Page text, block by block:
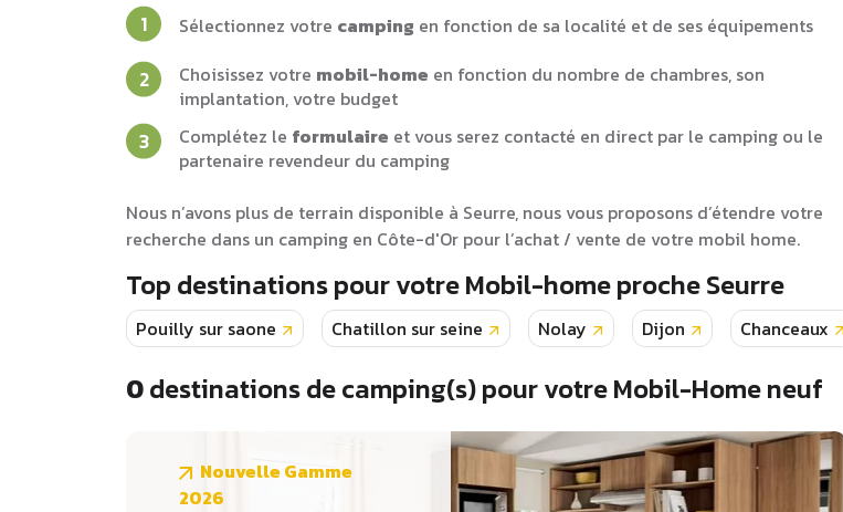
Sélectionnez votre camping en fonction de sa localité et de ses équipements
Choisissez votre mobil-home en fonction du nombre de chambres, son
implantation, votre budget
Complétez le formulaire et vous serez contacté en direct par le camping ou le
partenaire revendeur du camping
Nous n’avons plus de terrain disponible à Seurre, nous vous proposons d’étendre votre
recherche dans un camping en Côte-d'Or pour l’achat / vente de votre mobil home.
Top destinations pour votre Mobil-home proche Seurre
Pouilly sur saone Chatillon sur seine Nolay Dijon Chanceaux
0destinations de camping(s) pour votre Mobil-Home neuf
Nouvelle Gamme
2026